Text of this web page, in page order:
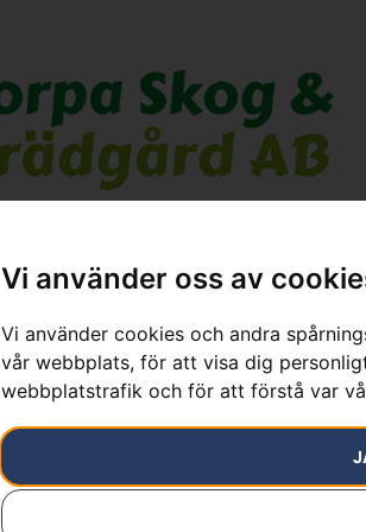
Vi använder oss av
Vi använder cookies och andra
vår webbplats, för att visa dig
webbplatstrafik och för att förstå var